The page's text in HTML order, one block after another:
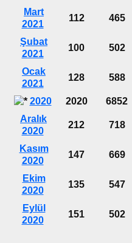
Mart
2021
112 465
Şubat
2021
100 502
Ocak
2021
128 588
2020 2020 6852
Aralık
2020
212 718
Kasım
2020
147 669
Ekim
2020
135 547
Eylül
2020
151 502